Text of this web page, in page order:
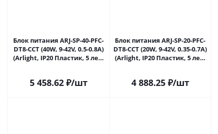
Блок питания ARJ-SP-40-PFC-
DT8-ССT (40W, 9-42V, 0.5-0.8А)
(Arlight, IP20 Пластик, 5 лет)
5 458.62₽/шт
Блок питания ARJ-SP-20-PFC-
DT8-ССT (20W, 9-42V, 0.35-0.7А)
(Arlight, IP20 Пластик, 5 лет)
4 888.25₽/шт